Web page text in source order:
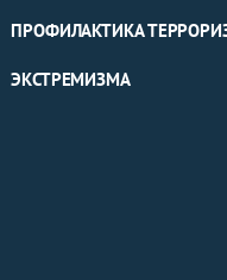
ПРОФИЛАКТИКА
ЭКСТРЕМИЗМА